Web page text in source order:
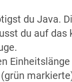
du Java.
du auf